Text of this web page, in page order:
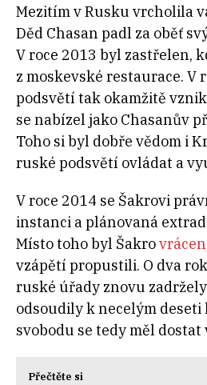
Mezitím v Rusku vrcholila
Děd Chasan padl za oběť
V roce 2013 byl zastřelen,
z moskevské restaurace.
podsvětí tak okamžitě
se nabízel jako Chasanův
Toho si byl dobře vědom i
ruské podsvětí ovládat a
V roce 2014 se Šakrovi
instanci a plánovaná
Místo toho byl Šakrovrácen
vzápětí propustili. O dva
ruské úřady znovu
odsoudily k necelým deseti
svobodu se tedy měl dostat
Přečtěte si